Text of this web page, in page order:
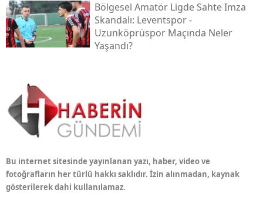
Bölgesel Amatör Ligde Sahte Imza
Skandalı: Leventspor -
Uzunköprüspor Maçında Neler
Yaşandı?
Bu internet sitesinde yayınlanan yazı, haber, video ve
fotoğrafların her türlü hakkı saklıdır. İzin alınmadan, kaynak
gösterilerek dahi kullanılamaz.